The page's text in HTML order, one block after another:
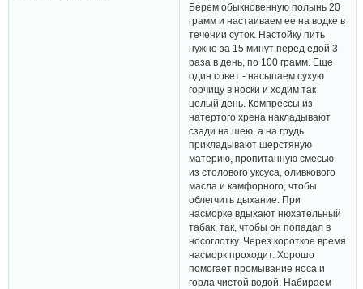
Берем обыкновенную полынь 20
грамм и настаиваем ее на водке в
течении суток. Настойку пить
нужно за 15 минут перед едой 3
раза в день, по 100 грамм. Еще
один совет - насыпаем сухую
горчицу в носки и ходим так
целый день. Компрессы из
натертого хрена накладывают
сзади на шею, а на грудь
прикладывают шерстяную
материю, пропитанную смесью
из столового уксуса, оливкового
масла и камфорного, чтобы
облегчить дыхание. При
насморке вдыхают нюхательный
табак, так, чтобы он попадал в
носоглотку. Через короткое время
насморк проходит. Хорошо
помогает промывание носа и
горла чистой водой. Набираем